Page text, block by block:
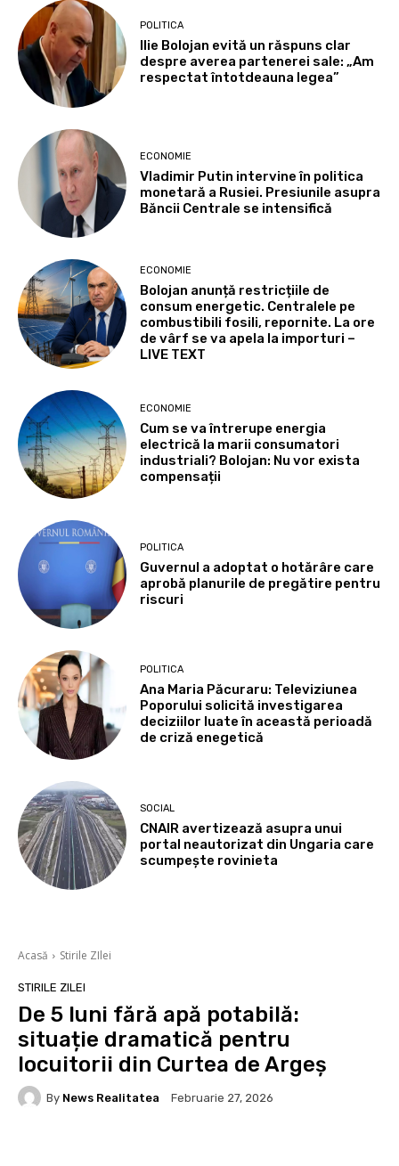
POLITICA
Ilie Bolojan evită un răspuns clar
despre averea partenerei sale: „Am
respectat întotdeauna legea”
ECONOMIE
Vladimir Putin intervine în politica
monetară a Rusiei. Presiunile asupra
Băncii Centrale se intensifică
ECONOMIE
Bolojan anunță restricțiile de
consum energetic. Centralele pe
combustibili fosili, repornite. La ore
de vârf se va apela la importuri –
LIVE TEXT
ECONOMIE
Cum se va întrerupe energia
electrică la marii consumatori
industriali? Bolojan: Nu vor exista
compensații
POLITICA
Guvernul a adoptat o hotărâre care
aprobă planurile de pregătire pentru
riscuri
POLITICA
Ana Maria Păcuraru: Televiziunea
Poporului solicită investigarea
deciziilor luate în această perioadă
de criză enegetică
SOCIAL
CNAIR avertizează asupra unui
portal neautorizat din Ungaria care
scumpește rovinieta